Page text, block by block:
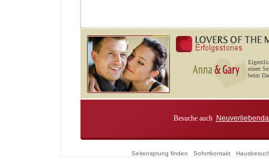
einen
beim
Besuche auch
Seitensprung finden Sofortkontakt